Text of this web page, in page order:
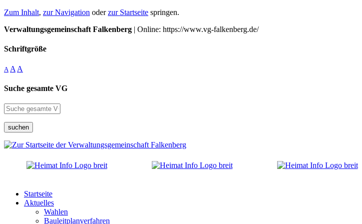
Zum Inhalt, zur Navigation oderzur Startseite springen.
Verwaltungsgemeinschaft Falkenberg | Online: https://www.vg-falkenberg.de/
Schriftgröße
A A A
Suche gesamte VG
suchen
Startseite
Aktuelles
Wahlen
Bauleitplanverfahren